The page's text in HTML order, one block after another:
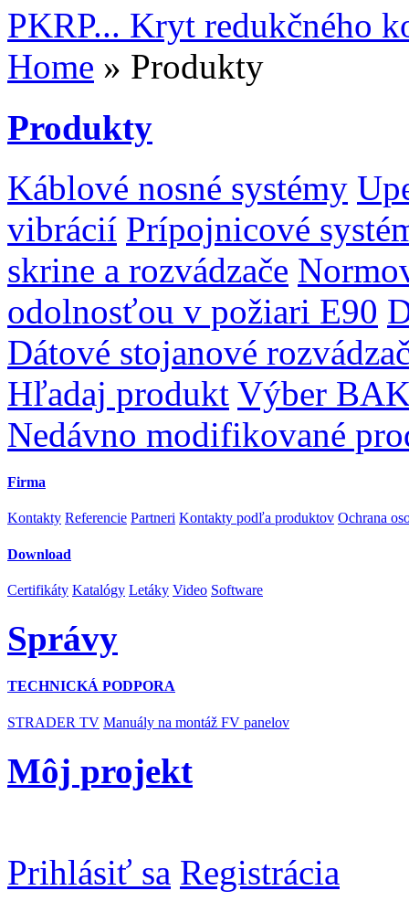
PKRP... Kryt redukčného
Home » Produkty
Produkty
Káblové nosné systémy
vibrácií Prípojnicové
skrine a rozvádzače
odolnosťou v požiari E90
Dátové stojanové
Hľadaj produkt Výber
Nedávno modifikované
Firma
Kontakty Referencie Partneri Kontakty podľa produktov Ochrana
Download
Certifikáty Katalógy Letáky Video Software
Správy
TECHNICKÁ PODPORA
STRADER TV Manuály na montáž FV panelov
Môj projekt
Prihlásiť sa Registrácia